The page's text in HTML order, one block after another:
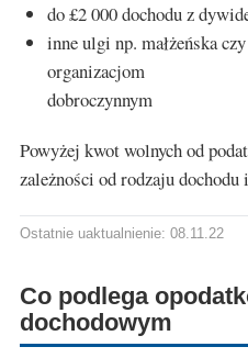
do £2 000 dochodu z
inne ulgi np. małżeńska
organizacjom
dobroczynnym
Powyżej kwot wolnych od
zależności od rodzaju
Ostatnie uaktualnienie: 08.11.22
Co podlega
dochodowym